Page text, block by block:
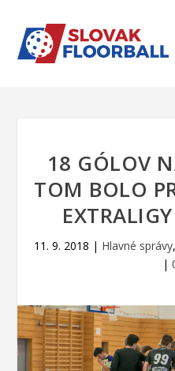
18 GÓLOV
TOM BOLO
11. 9. 2018 | Hlavné správy,
|